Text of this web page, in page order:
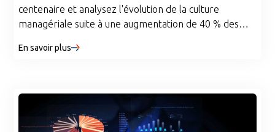
centenaire et analysez l'évolution de la culture
managériale suite à une augmentation de 40 % des
Argusa a fourni des informations exploitables et des
valeurs et d'améliorer la communication interne.
En savoir plus